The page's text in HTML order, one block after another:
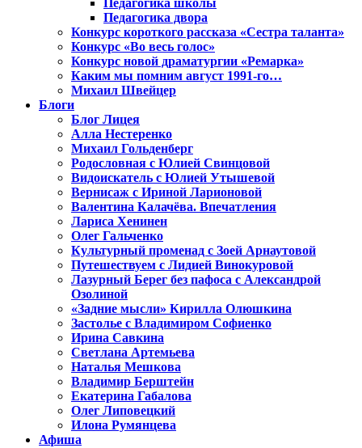
Педагогика школы
Педагогика двора
Конкурс короткого рассказа «Сестра таланта»
Конкурс «Во весь голос»
Конкурс новой драматургии «Ремарка»
Каким мы помним август 1991-го…
Михаил Швейцер
Блоги
Блог Лицея
Алла Нестеренко
Михаил Гольденберг
Родословная с Юлией Свинцовой
Видоискатель с Юлией Утышевой
Вернисаж с Ириной Ларионовой
Валентина Калачёва. Впечатления
Лариса Хенинен
Олег Гальченко
Культурный променад с Зоей Арнаутовой
Путешествуем с Лидией Винокуровой
Лазурный Берег без пафоса с Александрой
Озолиной
«Задние мысли» Кирилла Олюшкина
Застолье с Владимиром Софиенко
Ирина Савкина
Светлана Артемьева
Наталья Мешкова
Владимир Берштейн
Екатерина Габалова
Олег Липовецкий
Илона Румянцева
Афиша